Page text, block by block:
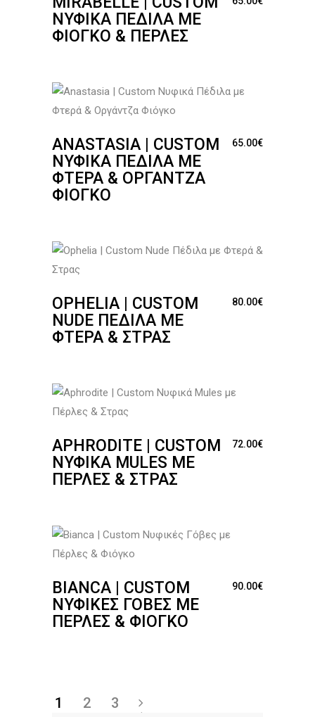
ΝΥΦΙΚΆ ΠΈΔΙΛΑ ΜΕ
ΦΙΌΓΚΟ & ΠΈΡΛΕΣ
ANASTASIA | CUSTOM
ΝΥΦΙΚΆ ΠΈΔΙΛΑ ΜΕ
ΦΤΕΡΆ & ΟΡΓΆΝΤΖΑ
ΦΙΌΓΚΟ
65.00€
OPHELIA | CUSTOM
NUDE ΠΈΔΙΛΑ ΜΕ
ΦΤΕΡΆ & ΣΤΡΑΣ
80.00€
APHRODITE | CUSTOM
ΝΥΦΙΚΆ MULES ΜΕ
ΠΈΡΛΕΣ & ΣΤΡΑΣ
72.00€
BIANCA | CUSTOM
ΝΥΦΙΚΈΣ ΓΌΒΕΣ ΜΕ
ΠΈΡΛΕΣ & ΦΙΌΓΚΟ
90.00€
1 2 3 →